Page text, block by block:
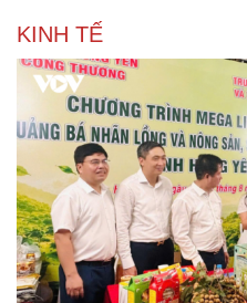
Sức khỏe
Dinh dưỡng - món ngon
Cây thuốc
KINH TẾ